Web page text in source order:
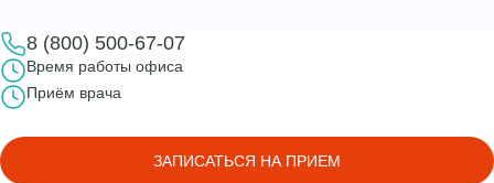
8 (800) 500-67-07
Время работы офиса
Приём врача
ЗАПИСАТЬСЯ НА ПРИЕМ